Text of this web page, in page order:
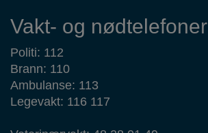
Vakt- og nødtelefoner
Politi: 112
Brann: 110
Ambulanse: 113
Legevakt: 116 117